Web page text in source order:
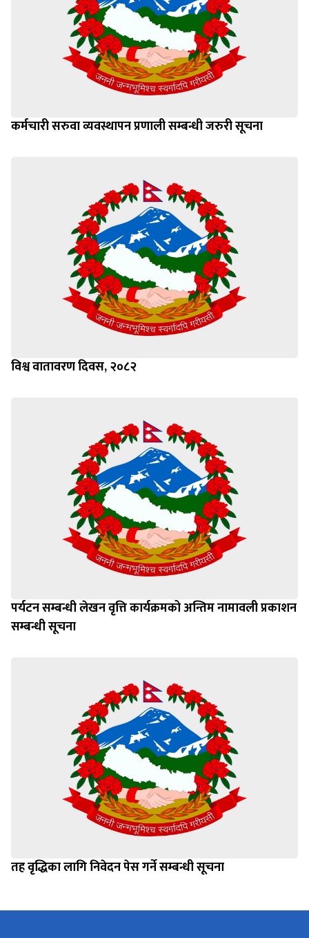
कर्मचारी सरुवा व्यवस्थापन प्रणाली सम्बन्धी जरुरी सूचना
विश्व वातावरण दिवस, २०८२
पर्यटन सम्बन्धी लेखन वृत्ति कार्यक्रमको अन्तिम नामावली प्रकाशन
सम्बन्धी सूचना
तह वृद्धिका लागि निवेदन पेस गर्ने सम्बन्धी सूचना